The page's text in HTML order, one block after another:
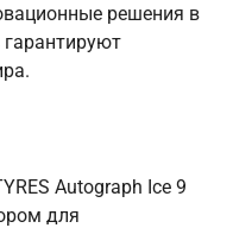
решения в
Autograph Ice 9
для